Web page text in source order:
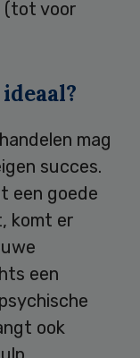
(tot voor
mag
succes.
een goede
komt er
een
ook